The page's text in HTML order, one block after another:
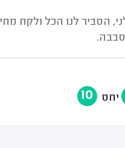
הסביר לנו הכל ולקח
סבבה.
יחס 10